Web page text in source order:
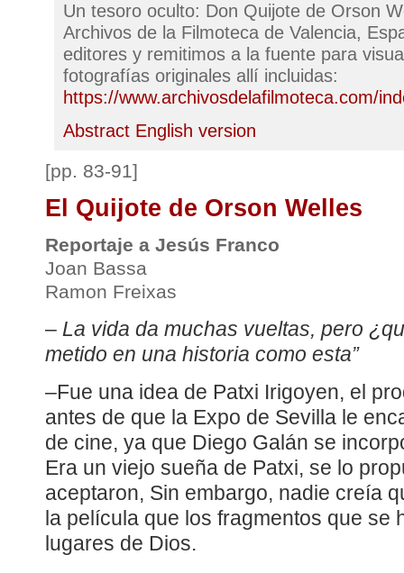
Un tesoro oculto: Don Quijote de Orson
Archivos de la Filmoteca de Valencia,
editores y remitimos a la fuente para
fotografías originales allí incluidas:
https://www.archivosdelafilmoteca.com/
Abstract English version
[pp. 83-91]
El Quijote de Orson Welles
Reportaje a Jesús Franco
Joan Bassa
Ramon Freixas
– La vida da muchas vueltas, pero
metido en una historia como esta”
–Fue una idea de Patxi Irigoyen, el
antes de que la Expo de Sevilla le
de cine, ya que Diego Galán se
Era un viejo sueña de Patxi, se lo
aceptaron, Sin embargo, nadie creía
la película que los fragmentos que se
lugares de Dios.